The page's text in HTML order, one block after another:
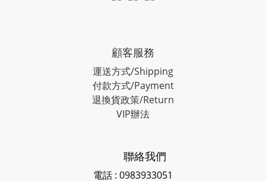
顧客服務
運送方式/Shipping
付款方式/Payment
退換貨政策/Return
VIP辦法
聯絡我們
電話 : 0983933051